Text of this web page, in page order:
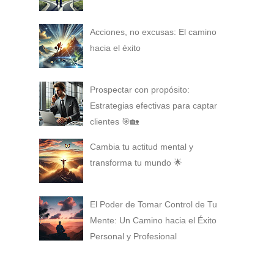
Acciones, no excusas: El camino
hacia el éxito
Prospectar con propósito:
Estrategias efectivas para captar
clientes 🎯🏡
Cambia tu actitud mental y
transforma tu mundo 🌟
El Poder de Tomar Control de Tu
Mente: Un Camino hacia el Éxito
Personal y Profesional